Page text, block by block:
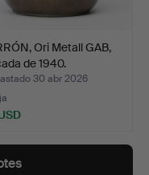
Ori Metall GAB,
de 1940.
30 abr 2026